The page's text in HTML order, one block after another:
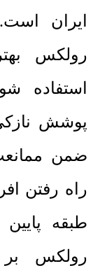
ایران
رولکس
استفاده
پوشش
ضمن
راه رفتن
طبقه
رولکس